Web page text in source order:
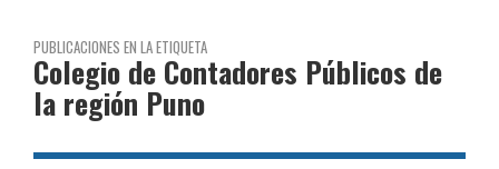
PUBLICACIONES EN LA ETIQUETA
Colegio de Contadores Públicos de
la región Puno